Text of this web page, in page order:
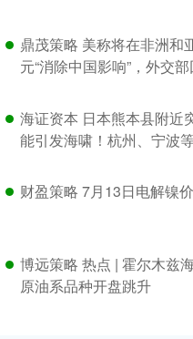
鼎茂策略 美称将在非洲和
元“消除中国影响”，外交
海证资本 日本熊本县附近
能引发海啸！杭州、宁波
财盈策略 7月13日电解镍
博远策略 热点 | 霍尔木兹
原油系品种开盘跳升